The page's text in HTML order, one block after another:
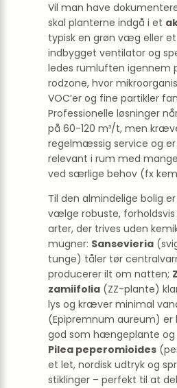
Vil man have
skal planterne indgå i et
typisk en grøn væg eller
indbygget ventilator og
ledes rumluften igennem
rodzone, hvor
VOC’er og fine partikler
Professionelle løsninger
på 60-120 m³/t, men
regelmæssig service og
relevant i rum med
ved særlige behov (fx
Til den almindelige bolig
vælge robuste, forholdsvis
arter, der trives uden
mugner: Sansevieria
tunge) tåler tør
producerer ilt om natten;
zamiifolia (ZZ-plante)
lys og kræver minimal
(Epipremnum aureum) er
god som hængeplante
Pilea peperomioides
et let, nordisk udtryk og
stiklinger – perfekt til at